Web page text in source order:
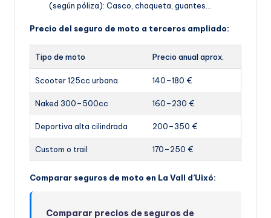
(según póliza): Casco, chaqueta, guantes…
Precio del seguro de moto a terceros ampliado:
Tipo de moto Precio anual aprox.
Scooter 125cc urbana 140–180 €
Naked 300–500cc 160–230 €
Deportiva alta cilindrada 200–350 €
Custom o trail 170–250 €
Comparar seguros de moto en La Vall d’Uixó:
Comparar precios de seguros de